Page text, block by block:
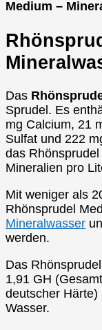
Medium –
Das
Sprudel. Es
mg Calcium, 21
Sulfat und 222
das
Mineralien pro
Mit weniger als
Rhönsprudel
Mineralwasser
werden.
Das
1,91 GH
deutscher
Wasser.